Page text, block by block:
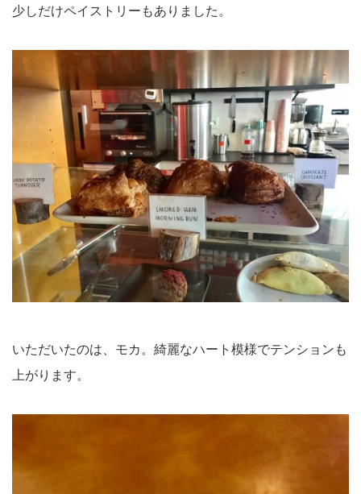
少しだけペイストリーもありました。
いただいたのは、モカ。綺麗なハート模様でテンションも
上がります。